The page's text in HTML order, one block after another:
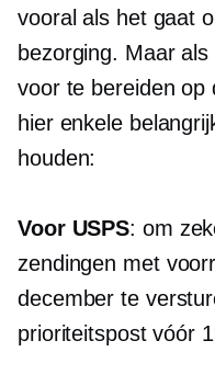
vooral als het gaat
bezorging. Maar
voor te bereiden op
hier enkele
houden:
Voor USPS: om
zendingen met
december te
prioriteitspost vóór